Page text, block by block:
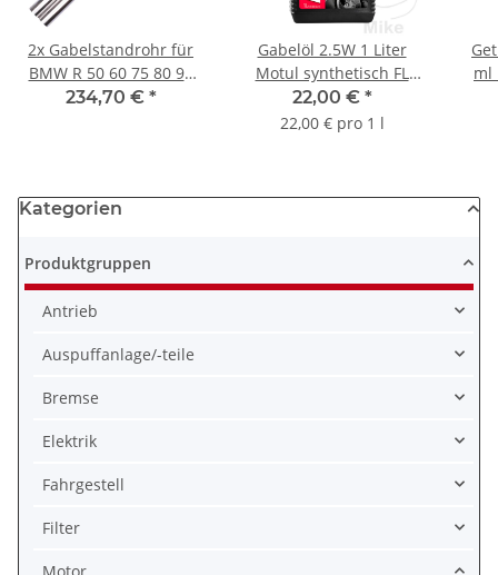
2x Gabelstandrohr für
BMW R 50 60 75 80 90
100 31.42.2.000.376
234,70 € *
Gabelöl 2.5W 1 Liter
Motul synthetisch FL
VERY light
22,00 € *
22,00 € pro 1 l
ml
Kategorien
Produktgruppen
Antrieb
Auspuffanlage/-teile
Bremse
Elektrik
Fahrgestell
Filter